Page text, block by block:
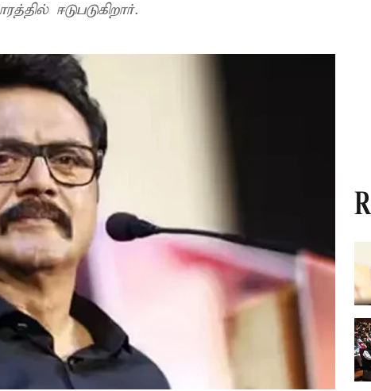
ஈடுபடுகிறார்.